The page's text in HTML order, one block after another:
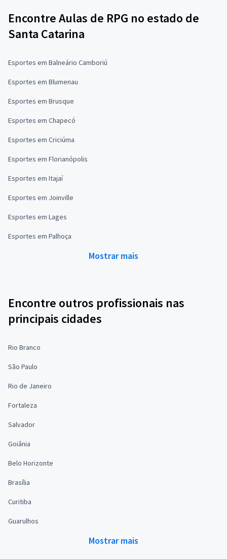
Encontre Aulas de RPG no estado de
Santa Catarina
Esportes em Balneário Camboriú
Esportes em Blumenau
Esportes em Brusque
Esportes em Chapecó
Esportes em Criciúma
Esportes em Florianópolis
Esportes em Itajaí
Esportes em Joinville
Esportes em Lages
Esportes em Palhoça
Mostrar mais
Encontre outros profissionais nas
principais cidades
Rio Branco
São Paulo
Rio de Janeiro
Fortaleza
Salvador
Goiânia
Belo Horizonte
Brasília
Curitiba
Guarulhos
Mostrar mais